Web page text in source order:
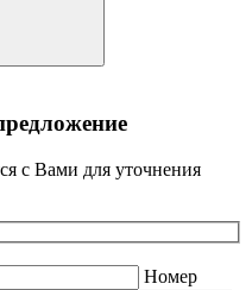
с Вами для уточнения
Номер